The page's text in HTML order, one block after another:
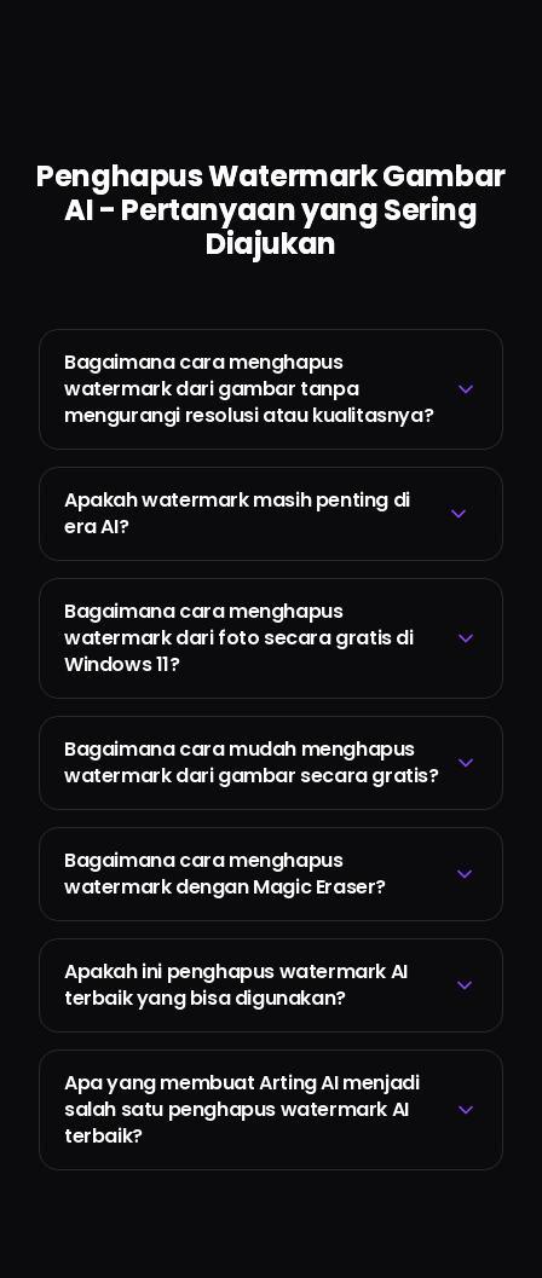
Penghapus Watermark Gambar
AI - Pertanyaan yang Sering
Diajukan
Bagaimana cara menghapus
watermark dari gambar tanpa
mengurangi resolusi atau kualitasnya?
Apakah watermark masih penting di
era AI?
Bagaimana cara menghapus
watermark dari foto secara gratis di
Windows 11?
Bagaimana cara mudah menghapus
watermark dari gambar secara gratis?
Bagaimana cara menghapus
watermark dengan Magic Eraser?
Apakah ini penghapus watermark AI
terbaik yang bisa digunakan?
Apa yang membuat Arting AI menjadi
salah satu penghapus watermark AI
terbaik?